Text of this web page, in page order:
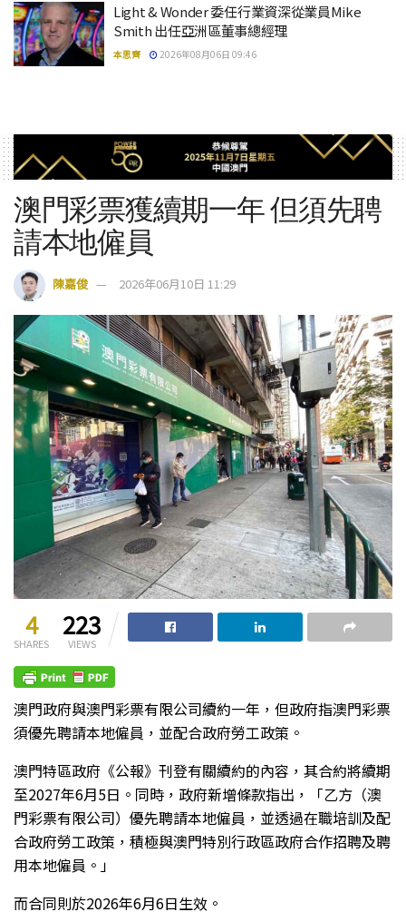
Light & Wonder 委任行業資深從業員Mike
Smith 出任亞洲區董事總經理
本思齊 2026年08月06日 09:46
澳門彩票獲續期一年 但須先聘
請本地僱員
陳嘉俊 2026年06月10日 11:29
4
SHARES
223
VIEWS
澳門政府與澳門彩票有限公司續約一年，但政府指澳門彩票
須優先聘請本地僱員，並配合政府勞工政策。
澳門特區政府《公報》刊登有關續約的內容，其合約將續期
至2027年6月5日。同時，政府新增條款指出，「乙方（澳
門彩票有限公司）優先聘請本地僱員，並透過在職培訓及配
合政府勞工政策，積極與澳門特別行政區政府合作招聘及聘
用本地僱員。」
而合同則於2026年6月6日生效。